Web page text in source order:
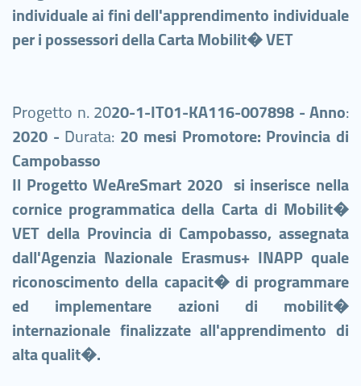
individuale ai fini dell'apprendimento individuale
per i possessori della Carta Mobilit� VET
Progetto n. 2020-1-IT01-KA116-007898 -Anno:
2020 - Durata: 20 mesi Promotore: Provincia di
Campobasso
Il Progetto WeAreSmart 2020 si inserisce nella
cornice programmatica della Carta di Mobilit�
VET della Provincia di Campobasso, assegnata
dall'Agenzia Nazionale Erasmus+ INAPP quale
riconoscimento della capacit� di programmare
ed implementare azioni di mobilit�
internazionale finalizzate all'apprendimento di
alta qualit�.